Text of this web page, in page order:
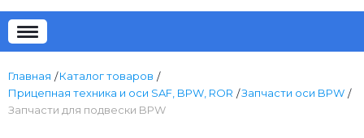
Главная
Каталог товаров
Прицепная техника и оси SAF, BPW, ROR
Запчасти оси BPW
Запчасти для подвески BPW